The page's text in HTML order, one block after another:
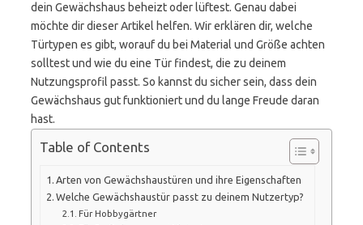
dein Gewächshaus beheizt oder lüftest. Genau dabei
möchte dir dieser Artikel helfen. Wir erklären dir, welche
Türtypen es gibt, worauf du bei Material und Größe achten
solltest und wie du eine Tür findest, die zu deinem
Nutzungsprofil passt. So kannst du sicher sein, dass dein
Gewächshaus gut funktioniert und du lange Freude daran
hast.
Table of Contents
Arten von Gewächshaustüren und ihre Eigenschaften
Welche Gewächshaustür passt zu deinem Nutzertyp?
Für Hobbygärtner